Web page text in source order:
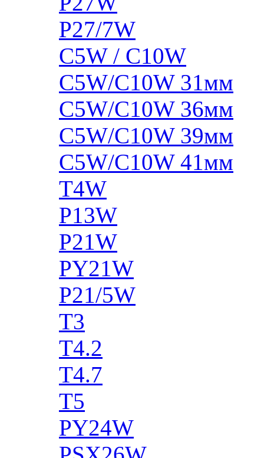
P27/7W
C5W / C10W
C5W/C10W 31мм
C5W/C10W 36мм
C5W/C10W 39мм
C5W/C10W 41мм
T4W
P13W
P21W
PY21W
P21/5W
T3
T4.2
T4.7
T5
PY24W